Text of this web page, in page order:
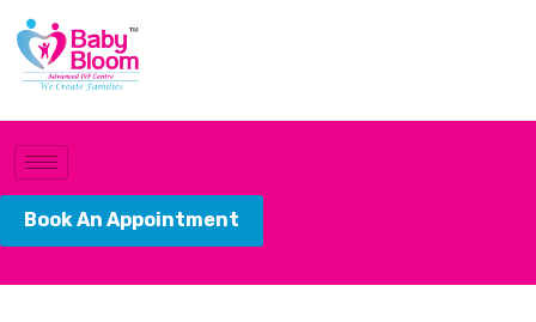
Book An Appointment